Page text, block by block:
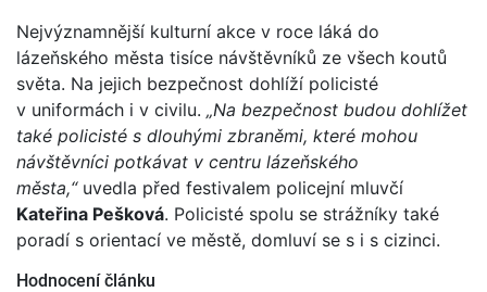
Nejvýznamnější kulturní akce v roce láká do
lázeňského města tisíce návštěvníků ze všech koutů
světa. Na jejich bezpečnost dohlíží policisté
v uniformách i v civilu. „Na bezpečnost budou dohlížet
také policisté s dlouhými zbraněmi, které mohou
návštěvníci potkávat v centru lázeňského
města,“uvedla před festivalem policejní mluvčí
Kateřina Pešková. Policisté spolu se strážníky také
poradí s orientací ve městě, domluví se s i s cizinci.
Hodnocení článku